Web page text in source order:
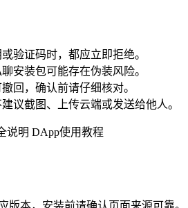
验证码时，都应立即拒绝。
安装包可能存在伪装风险。
回，确认前请仔细核对。
议截图、上传云端或发送给他人。
说明 DApp使用教程